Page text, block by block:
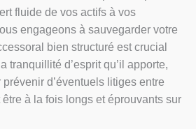
fluide de vos actifs à vos
engageons à sauvegarder votre
bien structuré est crucial
tranquillité d’esprit qu’il apporte,
d’éventuels litiges entre
à la fois longs et éprouvants sur